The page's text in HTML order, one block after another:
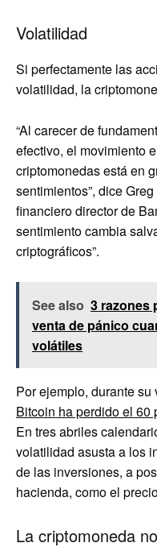
Volatilidad
Si perfectamente las
volatilidad, la
“Al carecer de
efectivo, el movimiento
criptomonedas está en
sentimientos”, dice
financiero director de
sentimiento cambia
criptográficos”.
See also 3 razones
venta de pánico
volátiles
Por ejemplo, durante
Bitcoin ha perdido el 60
En tres abriles
volatilidad asusta a los
de las inversiones, a
hacienda, como el
La criptomoneda